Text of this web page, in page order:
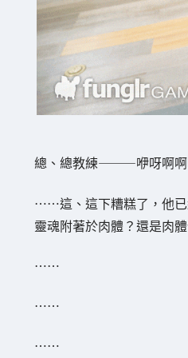
總、總教練———咿呀啊啊
……這、這下糟糕了，他已
靈魂附著於肉體？還是肉
……
……
……